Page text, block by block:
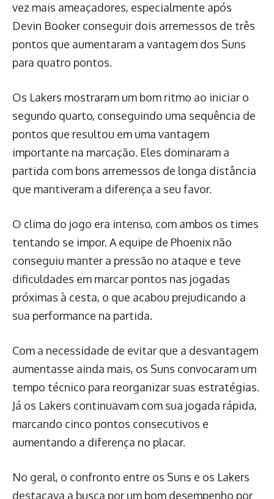
vez mais ameaçadores, especialmente após
Devin Booker conseguir dois arremessos de três
pontos que aumentaram a vantagem dos Suns
para quatro pontos.
Os Lakers mostraram um bom ritmo ao iniciar o
segundo quarto, conseguindo uma sequência de
pontos que resultou em uma vantagem
importante na marcação. Eles dominaram a
partida com bons arremessos de longa distância
que mantiveram a diferença a seu favor.
O clima do jogo era intenso, com ambos os times
tentando se impor. A equipe de Phoenix não
conseguiu manter a pressão no ataque e teve
dificuldades em marcar pontos nas jogadas
próximas à cesta, o que acabou prejudicando a
sua performance na partida.
Com a necessidade de evitar que a desvantagem
aumentasse ainda mais, os Suns convocaram um
tempo técnico para reorganizar suas estratégias.
Já os Lakers continuavam com sua jogada rápida,
marcando cinco pontos consecutivos e
aumentando a diferença no placar.
No geral, o confronto entre os Suns e os Lakers
destacava a busca por um bom desempenho por